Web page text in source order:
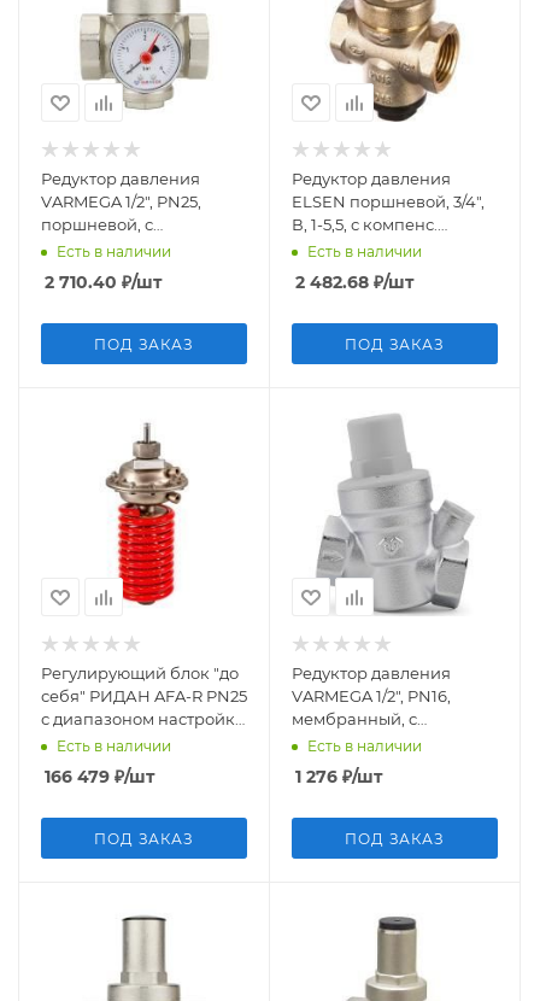
Редуктор давления
VARMEGA 1/2", PN25,
поршневой, с
присоединением к
манометру, VM12701
Есть в наличии
2 710.40 ₽/шт
ПОД ЗАКАЗ
Редуктор давления
ELSEN поршневой, 3/4",
В, 1-5,5, с компенс.
седлом
Есть в наличии
2 482.68 ₽/шт
ПОД ЗАКАЗ
Регулирующий блок "до
себя" РИДАН AFA-R PN25
с диапазоном настройки
1.0-5.0 бар, 80 см2
Есть в наличии
166 479 ₽/шт
ПОД ЗАКАЗ
Редуктор давления
VARMEGA 1/2", PN16,
мембранный, с
присоединением к
манометру, VM12601
Есть в наличии
1 276 ₽/шт
ПОД ЗАКАЗ